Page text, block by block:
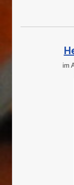
im